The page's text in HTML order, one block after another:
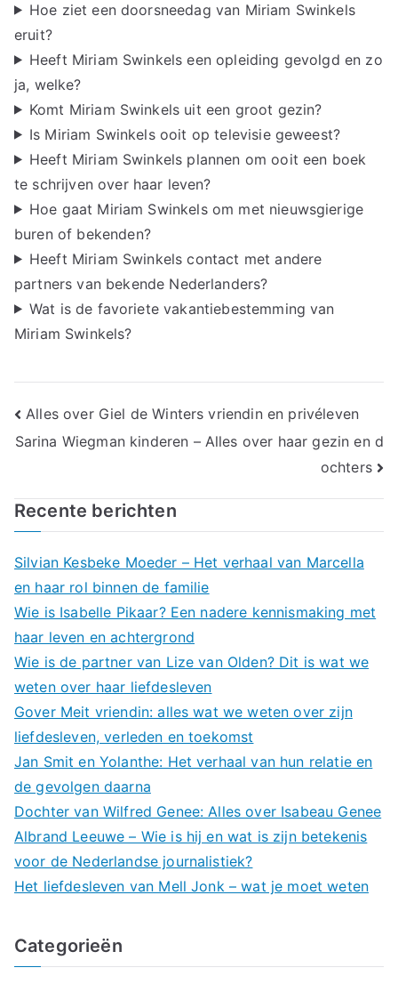
Hoe ziet een doorsneedag van Miriam Swinkels
eruit?
Heeft Miriam Swinkels een opleiding gevolgd en zo
ja, welke?
Komt Miriam Swinkels uit een groot gezin?
Is Miriam Swinkels ooit op televisie geweest?
Heeft Miriam Swinkels plannen om ooit een boek
te schrijven over haar leven?
Hoe gaat Miriam Swinkels om met nieuwsgierige
buren of bekenden?
Heeft Miriam Swinkels contact met andere
partners van bekende Nederlanders?
Wat is de favoriete vakantiebestemming van
Miriam Swinkels?
Bericht
navigatie
Alles over Giel de Winters vriendin en privéleven
Sarina Wiegman kinderen – Alles over haar gezin en d
ochters
Recente berichten
Silvian Kesbeke Moeder – Het verhaal van Marcella
en haar rol binnen de familie
Wie is Isabelle Pikaar? Een nadere kennismaking met
haar leven en achtergrond
Wie is de partner van Lize van Olden? Dit is wat we
weten over haar liefdesleven
Gover Meit vriendin: alles wat we weten over zijn
liefdesleven, verleden en toekomst
Jan Smit en Yolanthe: Het verhaal van hun relatie en
de gevolgen daarna
Dochter van Wilfred Genee: Alles over Isabeau Genee
Albrand Leeuwe – Wie is hij en wat is zijn betekenis
voor de Nederlandse journalistiek?
Het liefdesleven van Mell Jonk – wat je moet weten
Categorieën